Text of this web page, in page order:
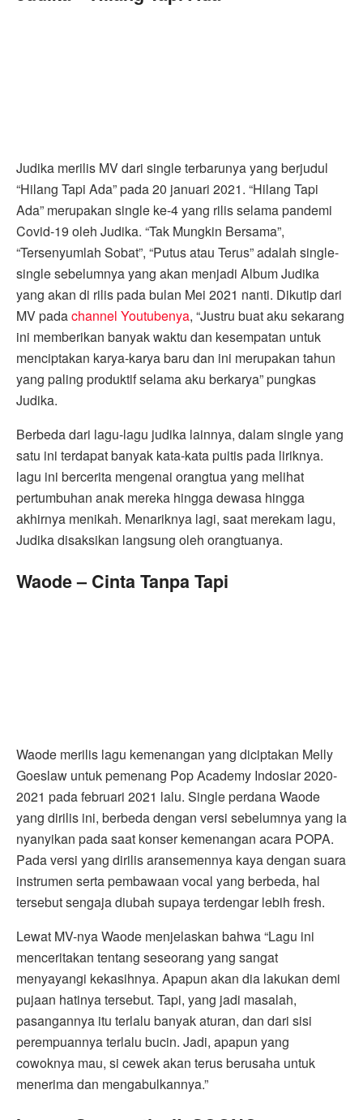
Judika merilis MV dari single terbarunya yang berjudul
“Hilang Tapi Ada” pada 20 januari 2021. “Hilang Tapi
Ada” merupakan single ke-4 yang rilis selama pandemi
Covid-19 oleh Judika. “Tak Mungkin Bersama”,
“Tersenyumlah Sobat”, “Putus atau Terus” adalah single-
single sebelumnya yang akan menjadi Album Judika
yang akan di rilis pada bulan Mei 2021 nanti. Dikutip dari
MV padachannel Youtubenya, “Justru buat aku sekarang
ini memberikan banyak waktu dan kesempatan untuk
menciptakan karya-karya baru dan ini merupakan tahun
yang paling produktif selama aku berkarya” pungkas
Judika.
Berbeda dari lagu-lagu judika lainnya, dalam single yang
satu ini terdapat banyak kata-kata puitis pada liriknya.
lagu ini bercerita mengenai orangtua yang melihat
pertumbuhan anak mereka hingga dewasa hingga
akhirnya menikah. Menariknya lagi, saat merekam lagu,
Judika disaksikan langsung oleh orangtuanya.
Waode – Cinta Tanpa Tapi
Waode merilis lagu kemenangan yang diciptakan Melly
Goeslaw untuk pemenang Pop Academy Indosiar 2020-
2021 pada februari 2021 lalu. Single perdana Waode
yang dirilis ini, berbeda dengan versi sebelumnya yang ia
nyanyikan pada saat konser kemenangan acara POPA.
Pada versi yang dirilis aransemennya kaya dengan suara
instrumen serta pembawaan vocal yang berbeda, hal
tersebut sengaja diubah supaya terdengar lebih fresh.
Lewat MV-nya Waode menjelaskan bahwa “Lagu ini
menceritakan tentang seseorang yang sangat
menyayangi kekasihnya. Apapun akan dia lakukan demi
pujaan hatinya tersebut. Tapi, yang jadi masalah,
pasangannya itu terlalu banyak aturan, dan dari sisi
perempuannya terlalu bucin. Jadi, apapun yang
cowoknya mau, si cewek akan terus berusaha untuk
menerima dan mengabulkannya.”